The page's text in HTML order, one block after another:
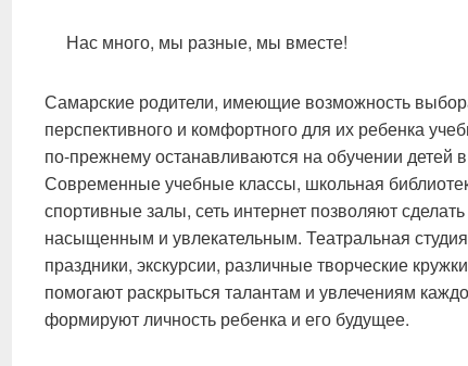
Нас много, мы разные, мы вместе!
Самарские родители, имеющие возможность
перспективного и комфортного для их ребенка
по-прежнему останавливаются на обучении детей
Современные учебные классы, школьная
спортивные залы, сеть интернет позволяют
насыщенным и увлекательным. Театральная
праздники, экскурсии, различные творческие
помогают раскрыться талантам и увлечениям
формируют личность ребенка и его будущее.